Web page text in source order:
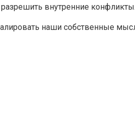
внутренние конфликты.
наши собственные